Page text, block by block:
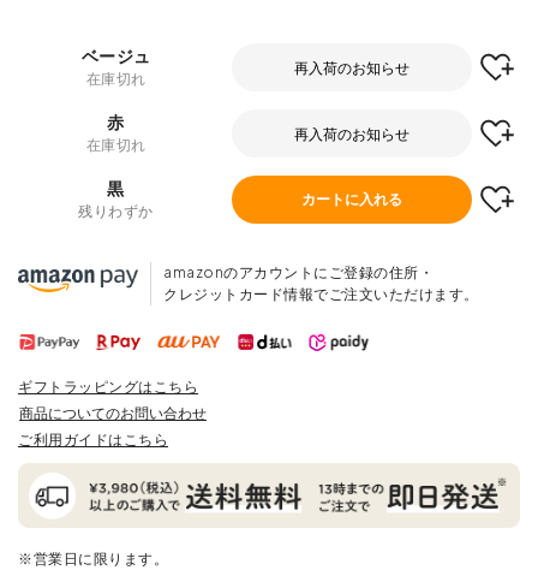
ベージュ
在庫切れ
再入荷のお知らせ
赤
在庫切れ
再入荷のお知らせ
黒
残りわずか
カートに入れる
amazonのアカウントにご登録の住所・
クレジットカード情報でご注文いただけます。
ギフトラッピングはこちら
商品についてのお問い合わせ
ご利用ガイドはこちら
※営業日に限ります。